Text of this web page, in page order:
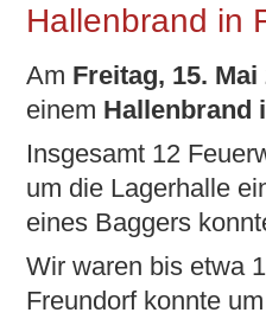
Hallenbrand in
Am Freitag, 15. Mai
einem Hallenbrand
Insgesamt 12
um die Lagerhalle
eines Baggers
Wir waren bis etwa
Freundorf konnte